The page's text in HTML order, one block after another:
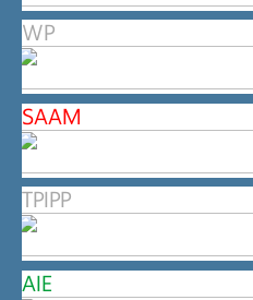
WP
SAAM
TPIPP
AIE